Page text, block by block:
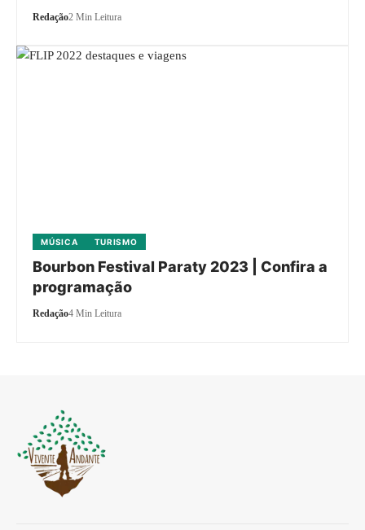
Redação2 Min Leitura
MÚSICA TURISMO
Bourbon Festival Paraty 2023 | Confira a
programação
Redação4 Min Leitura